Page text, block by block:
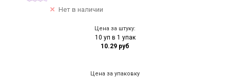
Нет в наличии
Цена за штуку:
10 уп в 1 упак
10.29 руб
Цена за упаковку